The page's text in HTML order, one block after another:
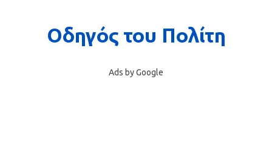
Ads by Google